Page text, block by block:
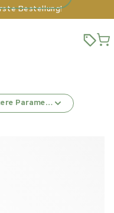
Bestellung!
Parameter